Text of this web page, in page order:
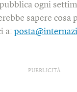
ogni
sapere cosa
a:
PUBBLICITÀ